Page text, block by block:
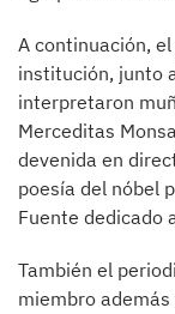
A continuación,
institución, junto
interpretaron
Merceditas
devenida en
poesía del nóbel
Fuente dedicado
También el
miembro